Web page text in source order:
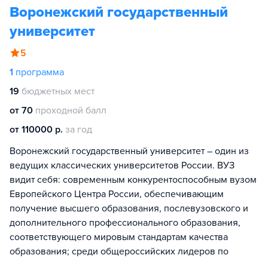
Воронежский государственный
университет
5
1 программа
19 бюджетных мест
от 70 проходной балл
от 110000 р. за год
Воронежский государственный университет – один из
ведущих классических университетов России. ВУЗ
видит себя: современным конкурентоспособным вузом
Европейского Центра России, обеспечивающим
получение высшего образования, послевузовского и
дополнительного профессионального образования,
соответствующего мировым стандартам качества
образования; среди общероссийских лидеров по